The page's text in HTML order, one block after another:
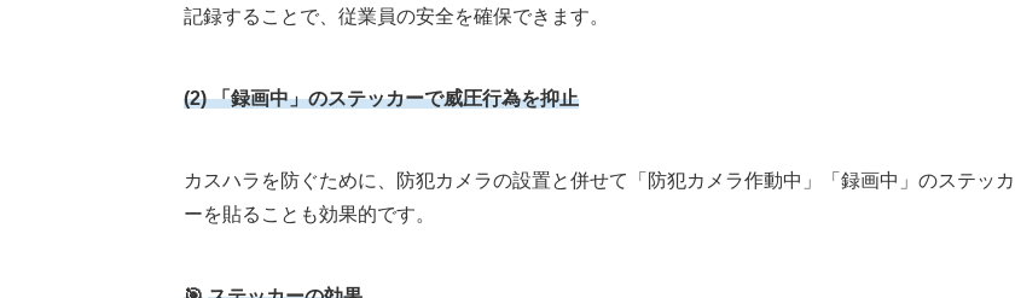
記録することで、従業員の安全を確保できます。
(2)「録画中」のステッカーで威圧行為を抑止
カスハラを防ぐために、防犯カメラの設置と併せて「防犯カメラ作動中」「録画中」のステッカ
ーを貼ることも効果的です。